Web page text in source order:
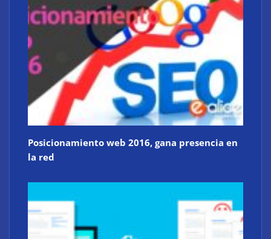
Posicionamiento web 2016, gana presencia en
la red